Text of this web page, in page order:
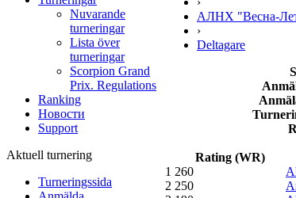
Nuvarande
turneringar
Lista över
turneringar
Scorpion Grand
Prix. Regulations
Ranking
Новости
Support
Aktuell turnering
Turneringssida
АЛНХ "Весна-
›
Deltagare
Rating (WR)
1 260
2 250